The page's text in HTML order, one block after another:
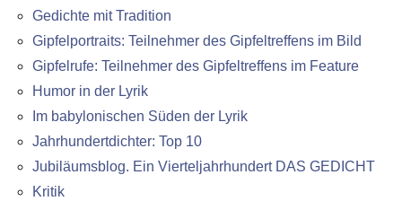
Gedichte mit Tradition
Gipfelportraits: Teilnehmer des Gipfeltreffens im Bild
Gipfelrufe: Teilnehmer des Gipfeltreffens im Feature
Humor in der Lyrik
Im babylonischen Süden der Lyrik
Jahrhundertdichter: Top 10
Jubiläumsblog. Ein Vierteljahrhundert DAS GEDICHT
Kritik